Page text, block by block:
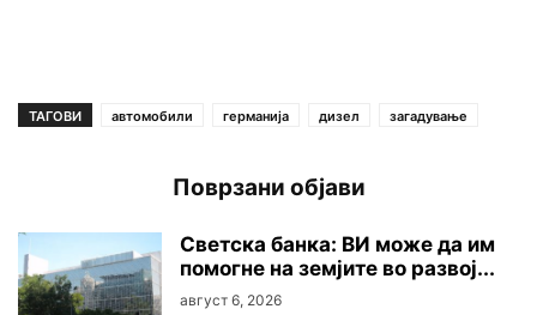
ТАГОВИ автомобили германија дизел загадување
Поврзани објави
Светска банка: ВИ може да им
помогне на земјите во развој...
август 6, 2026